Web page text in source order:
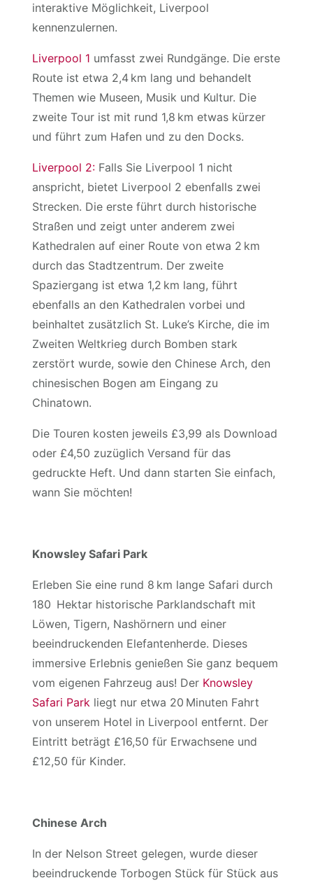
interaktive Möglichkeit, Liverpool
kennenzulernen.
Liverpool 1 umfasst zwei Rundgänge. Die erste
Route ist etwa 2,4 km lang und behandelt
Themen wie Museen, Musik und Kultur. Die
zweite Tour ist mit rund 1,8 km etwas kürzer
und führt zum Hafen und zu den Docks.
Liverpool 2: Falls Sie Liverpool 1 nicht
anspricht, bietet Liverpool 2 ebenfalls zwei
Strecken. Die erste führt durch historische
Straßen und zeigt unter anderem zwei
Kathedralen auf einer Route von etwa 2 km
durch das Stadtzentrum. Der zweite
Spaziergang ist etwa 1,2 km lang, führt
ebenfalls an den Kathedralen vorbei und
beinhaltet zusätzlich St. Luke’s Kirche, die im
Zweiten Weltkrieg durch Bomben stark
zerstört wurde, sowie den Chinese Arch, den
chinesischen Bogen am Eingang zu
Chinatown.
Die Touren kosten jeweils £3,99 als Download
oder £4,50 zuzüglich Versand für das
gedruckte Heft. Und dann starten Sie einfach,
wann Sie möchten!
Knowsley Safari Park
Erleben Sie eine rund 8 km lange Safari durch
180 Hektar historische Parklandschaft mit
Löwen, Tigern, Nashörnern und einer
beeindruckenden Elefantenherde. Dieses
immersive Erlebnis genießen Sie ganz bequem
vom eigenen Fahrzeug aus! Der Knowsley
Safari Park liegt nur etwa 20 Minuten Fahrt
von unserem Hotel in Liverpool entfernt. Der
Eintritt beträgt £16,50 für Erwachsene und
£12,50 für Kinder.
Chinese Arch
In der Nelson Street gelegen, wurde dieser
beeindruckende Torbogen Stück für Stück aus